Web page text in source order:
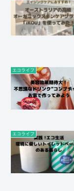
エコライフ
エコライフ